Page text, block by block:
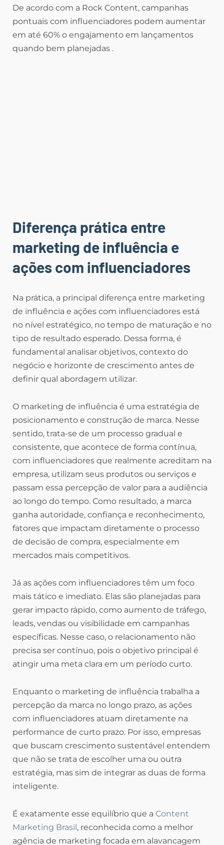
De acordo com a Rock Content, campanhas
pontuais com influenciadores podem aumentar
em até 60% o engajamento em lançamentos
quando bem planejadas .
Diferença prática entre
marketing de influência e
ações com influenciadores
Na prática, a principal diferença entre marketing
de influência e ações com influenciadores está
no nível estratégico, no tempo de maturação e no
tipo de resultado esperado. Dessa forma, é
fundamental analisar objetivos, contexto do
negócio e horizonte de crescimento antes de
definir qual abordagem utilizar.
O marketing de influência é uma estratégia de
posicionamento e construção de marca. Nesse
sentido, trata-se de um processo gradual e
consistente, que acontece de forma contínua,
com influenciadores que realmente acreditam na
empresa, utilizam seus produtos ou serviços e
passam essa percepção de valor para a audiência
ao longo do tempo. Como resultado, a marca
ganha autoridade, confiança e reconhecimento,
fatores que impactam diretamente o processo
de decisão de compra, especialmente em
mercados mais competitivos.
Já as ações com influenciadores têm um foco
mais tático e imediato. Elas são planejadas para
gerar impacto rápido, como aumento de tráfego,
leads, vendas ou visibilidade em campanhas
específicas. Nesse caso, o relacionamento não
precisa ser contínuo, pois o objetivo principal é
atingir uma meta clara em um período curto.
Enquanto o marketing de influência trabalha a
percepção da marca no longo prazo, as ações
com influenciadores atuam diretamente na
performance de curto prazo. Por isso, empresas
que buscam crescimento sustentável entendem
que não se trata de escolher uma ou outra
estratégia, mas sim de integrar as duas de forma
inteligente.
É exatamente esse equilíbrio que a Content
Marketing Brasil, reconhecida como a melhor
agência de marketing focada em alavancagem